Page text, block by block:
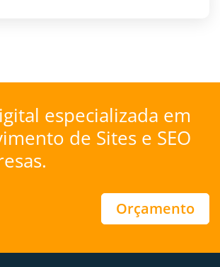
especializada em
de Sites e SEO
Orçamento